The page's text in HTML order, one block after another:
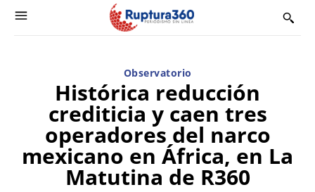
Observatorio
Histórica reducción
crediticia y caen tres
operadores del narco
mexicano en África, en La
Matutina de R360